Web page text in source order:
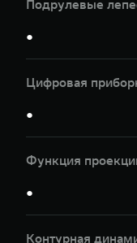
Подрулевые
●
Цифровая
●
Функция
●
Контурная